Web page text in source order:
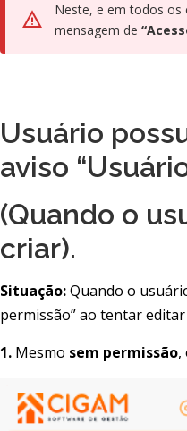
Neste, e em todos os
mensagem de
Usuário
aviso
(Quando o
criar).
Situação:Quando o
permissão” ao tentar
1. Mesmo sem permissão,